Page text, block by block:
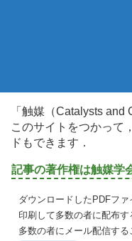
「触媒（Catalysts
このサイトをつかって
ドもできます．
記事の著作権は触媒学
ダウンロードしたPDFフ
印刷して多数の者に配布す
多数の者にメール配信する